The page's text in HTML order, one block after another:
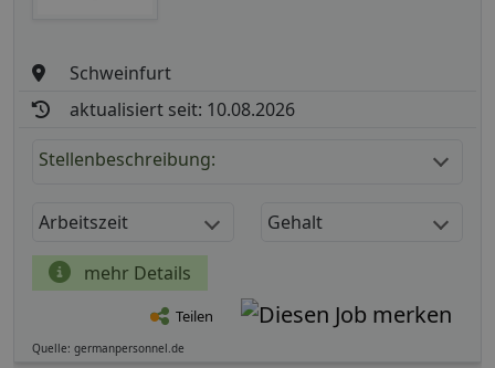
Schweinfurt
aktualisiert seit: 10.08.2026
Stellenbeschreibung:
Arbeitszeit Gehalt
mehr Details
Teilen
Quelle: germanpersonnel.de